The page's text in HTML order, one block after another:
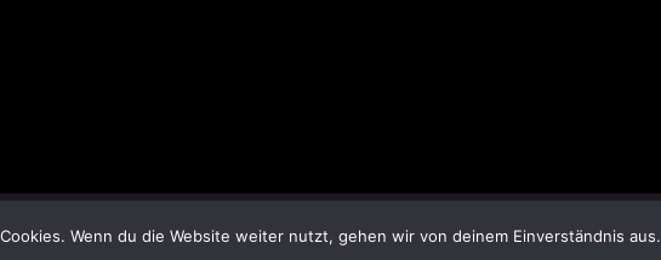
Wenn du die Website weiter nutzt, gehen wir von deinem Einverständnis aus.